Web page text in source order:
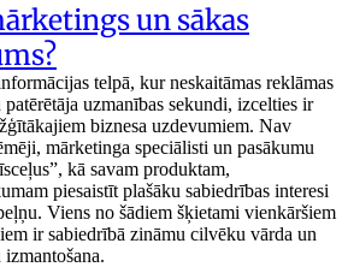
un sākas
telpā, kur neskaitāmas reklāmas
uzmanības sekundi, izcelties ir
biznesa uzdevumiem. Nav
mārketinga speciālisti un pasākumu
kā savam produktam,
piesaistīt plašāku sabiedrības interesi
Viens no šādiem šķietami vienkāršiem
ir sabiedrībā zināmu cilvēku vārda un